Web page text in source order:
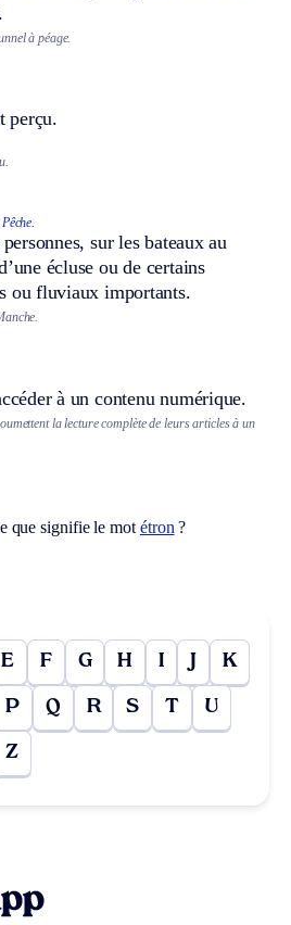
à péage.
perçu.
Pêche.
sur les bateaux au
écluse ou de certains
ou fluviaux importants.
à un contenu numérique.
la lecture complète de leurs articles à un
que signifie le mot étron ?
E F G H I J K
P Q R S T U
Z